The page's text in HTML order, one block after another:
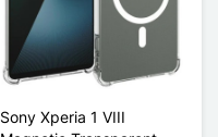
Sony Xperia 1 VIII